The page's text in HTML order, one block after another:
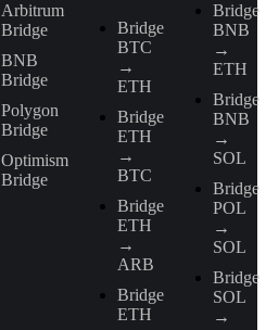
Arbitrum
Bridge
BNB
Bridge
Polygon
Bridge
Optimism
Bridge
Bridge
BTC
→
ETH
Bridge
ETH
→
BTC
Bridge
ETH
→
ARB
Bridge
ETH
Bridge
BNB
→
ETH
Bridge
BNB
→
SOL
Bridge
POL
→
SOL
Bridge
SOL
→